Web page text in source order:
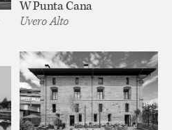
W Punta Cana
Uvero Alto